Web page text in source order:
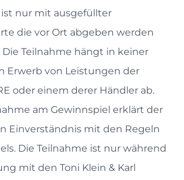
ist nur mit ausgefüllter
die vor Ort abgeben werden
Teilnahme hängt in keiner
Erwerb von Leistungen der
oder einem derer Händler ab.
am Gewinnspiel erklärt der
Einverständnis mit den Regeln
Die Teilnahme ist nur während
mit den Toni Klein & Karl